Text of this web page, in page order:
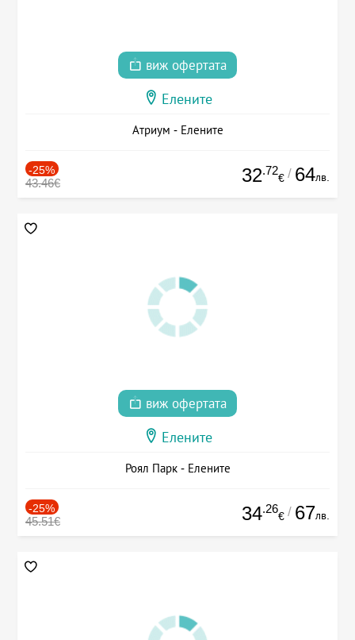
виж офертата
Елените
Атриум - Елените
-25%
43.46€ 32.72
€ / 64лв.
виж офертата
Елените
Роял Парк - Елените
-25%
45.51€ 34.26
€ / 67лв.